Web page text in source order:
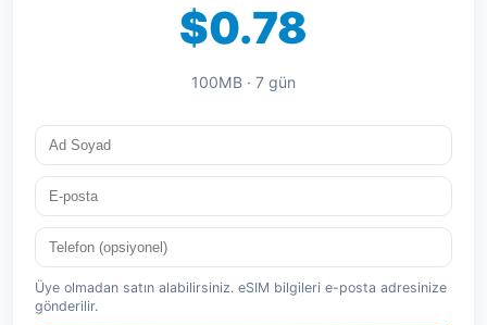
$0.78
100MB · 7 gün
Üye olmadan satın alabilirsiniz. eSIM bilgileri e-posta adresinize
gönderilir.